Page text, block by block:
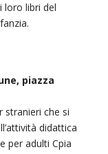
loro libri del
piazza
stranieri che si
didattica
per adulti Cpia